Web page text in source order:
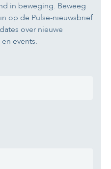
in beweging. Beweeg
op de Pulse-nieuwsbrief
over nieuwe
events.